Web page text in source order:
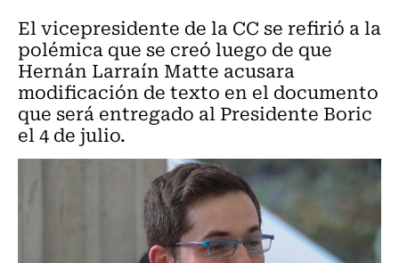
El vicepresidente de la CC se refirió a la
polémica que se creó luego de que
Hernán Larraín Matte acusara
modificación de texto en el documento
que será entregado al Presidente Boric
el 4 de julio.